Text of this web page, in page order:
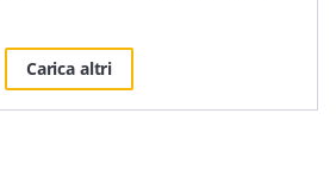
Carica altri